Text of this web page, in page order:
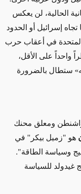
الحالية، لن يعكس
إسرائيل أو الحدود
المتحدة في أعقاب حرب
خطراً واحداً على الأقل،
ستطال بالضرورة
ومعلق محنك
هو "زميل بيكر" في
وسياسة الطاقة".
غيدولد للسياسة